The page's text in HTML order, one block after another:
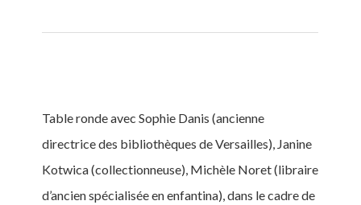
Table ronde avec Sophie Danis (ancienne
directrice des bibliothèques de Versailles), Janine
Kotwica (collectionneuse), Michèle Noret (libraire
d’ancien spécialisée en enfantina), dans le cadre de